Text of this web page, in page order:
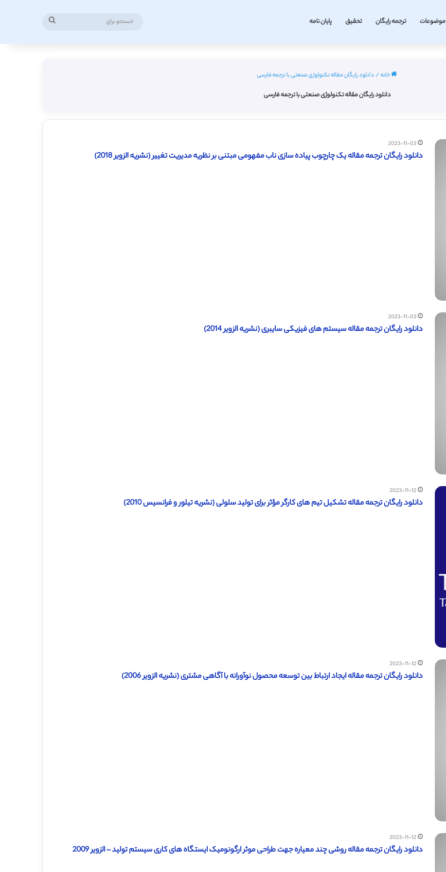
موضوعات ترجمه رایگان تحقیق پایان نامه
خانه/ دانلود رایگان مقاله تکنولوژی صنعتی با ترجمه فارسی
دانلود رایگان مقاله تکنولوژی صنعتی با ترجمه فارسی
2023-11-03
دانلود رایگان ترجمه مقاله یک چارچوب پیاده سازی ناب مفهومی مبتنی بر نظریه مدیریت تغییر (نشریه الزویر 2018)
2023-11-03
دانلود رایگان ترجمه مقاله سیستم های فیزیکی سایبری (نشریه الزویر 2014)
2023-11-12
دانلود رایگان ترجمه مقاله تشکیل تیم های کارگر مؤثر برای تولید سلولی (نشریه تیلور و فرانسیس 2010)
2023-11-12
دانلود رایگان ترجمه مقاله ایجاد ارتباط بین توسعه محصول نوآورانه با آگاهی مشتری (نشریه الزویر 2006)
2023-11-12
دانلود رایگان ترجمه مقاله روشی چند معیاره جهت طراحی موثر ارگونومیک ایستگاه های کاری سیستم تولید – الزویر 2009